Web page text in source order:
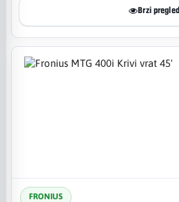
Brzi pregled
FRONIUS